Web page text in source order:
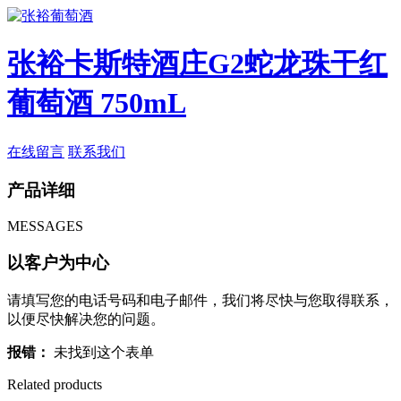
张裕卡斯特酒庄G2蛇龙珠干红
葡萄酒 750mL
在线留言 联系我们
产品详细
MESSAGES
以客户为中心
请填写您的电话号码和电子邮件，我们将尽快与您取得联系，
以便尽快解决您的问题。
报错： 未找到这个表单
Related products